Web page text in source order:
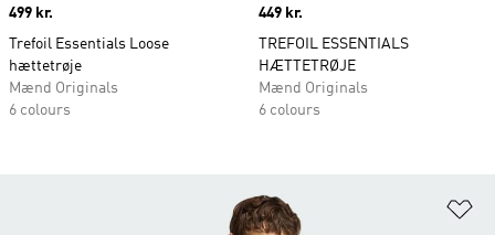
Price
499 kr.
Trefoil Essentials Loose
hættetrøje
Mænd Originals
6 colours
Price
449 kr.
TREFOIL ESSENTIALS
HÆTTETRØJE
Mænd Originals
6 colours